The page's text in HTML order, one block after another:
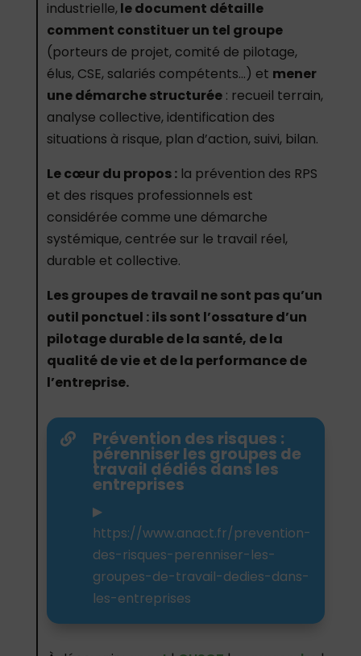
industrielle, le document détaille
comment constituer un tel groupe
(porteurs de projet, comité de pilotage,
élus, CSE, salariés compétents…) et mener
une démarche structurée: recueil terrain,
analyse collective, identification des
situations à risque, plan d’action, suivi, bilan.
Le cœur du propos :la prévention des RPS
et des risques professionnels est
considérée comme une démarche
systémique, centrée sur le travail réel,
durable et collective.
Les groupes de travail ne sont pas qu’un
outil ponctuel : ils sont l’ossature d’un
pilotage durable de la santé, de la
qualité de vie et de la performance de
l’entreprise.
 Prévention des risques :
pérenniser les groupes de
travail dédiés dans les
entreprises
▶
https://www.anact.fr/prevention-
des-risques-perenniser-les-
groupes-de-travail-dedies-dans-
les-entreprises